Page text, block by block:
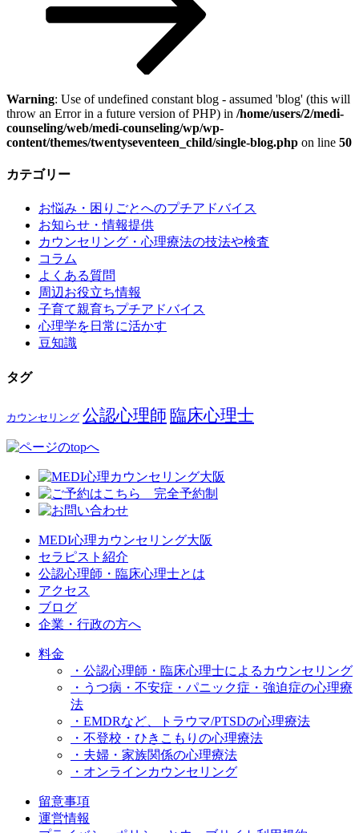
Warning: Use of undefined constant blog - assumed 'blog' (this will
throw an Error in a future version of PHP) in /home/users/2/medi-
counseling/web/medi-counseling/wp/wp-
content/themes/twentyseventeen_child/single-blog.php on line 50
カテゴリー
お悩み・困りごとへのプチアドバイス
お知らせ・情報提供
カウンセリング・心理療法の技法や検査
コラム
よくある質問
周辺お役立ち情報
子育て親育ちプチアドバイス
心理学を日常に活かす
豆知識
タグ
カウンセリング 公認心理師 臨床心理士
MEDI心理カウンセリング大阪
セラピスト紹介
公認心理師・臨床心理士とは
アクセス
ブログ
企業・行政の方へ
料金
・公認心理師・臨床心理士によるカウンセリング
・うつ病・不安症・パニック症・強迫症の心理療
法
・EMDRなど、トラウマ/PTSDの心理療法
・不登校・ひきこもりの心理療法
・夫婦・家族関係の心理療法
・オンラインカウンセリング
留意事項
運営情報